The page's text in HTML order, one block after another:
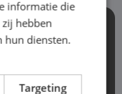
informatie die
hebben
hun diensten.
Targeting